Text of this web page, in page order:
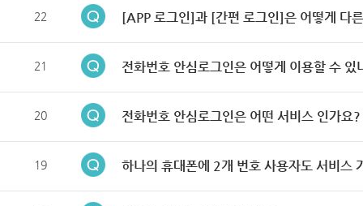
22 [APP 로그인]과 [간편 로그인]은 어떻게 다
21 전화번호 안심로그인은 어떻게 이용할 수 있
20 전화번호 안심로그인은 어떤 서비스 인가요?
19 하나의 휴대폰에 2개 번호 사용자도 서비스